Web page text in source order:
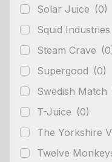
Solar Juice (0)
Squid Industries
Steam Crave
Supergood (0)
Swedish Match
T-Juice (0)
The Yorkshire
Twelve